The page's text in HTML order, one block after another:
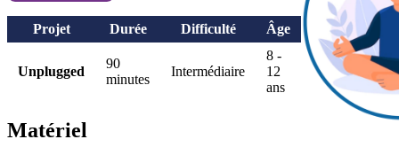
Projet Durée Difficulté Âge
Unplugged
90
minutes
Intermédiaire
8 -
12
ans
Matériel